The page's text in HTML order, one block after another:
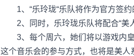
1、“乐玲珑“乐队将作为官方签约
2、同时，乐玲珑乐队将配合“美人
3、每个周六，她们将以游戏内皇
这个音乐会的参与方式，也将是美人